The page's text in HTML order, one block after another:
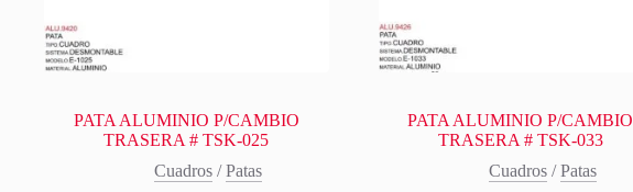
PATA ALUMINIO P/CAMBIO
TRASERA # TSK-025
Cuadros /Patas
PATA ALUMINIO P/CAMBIO
TRASERA # TSK-033
Cuadros/Patas